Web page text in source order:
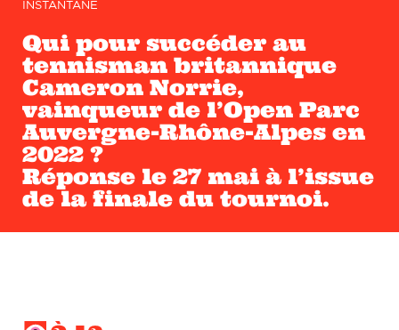
INSTANTANÉ
Qui pour succéder au
tennisman britannique
Cameron Norrie,
vainqueur de l’Open Parc
Auvergne-Rhône-Alpes en
2022 ?
Réponse le 27 mai à l’issue
de la finale du tournoi.